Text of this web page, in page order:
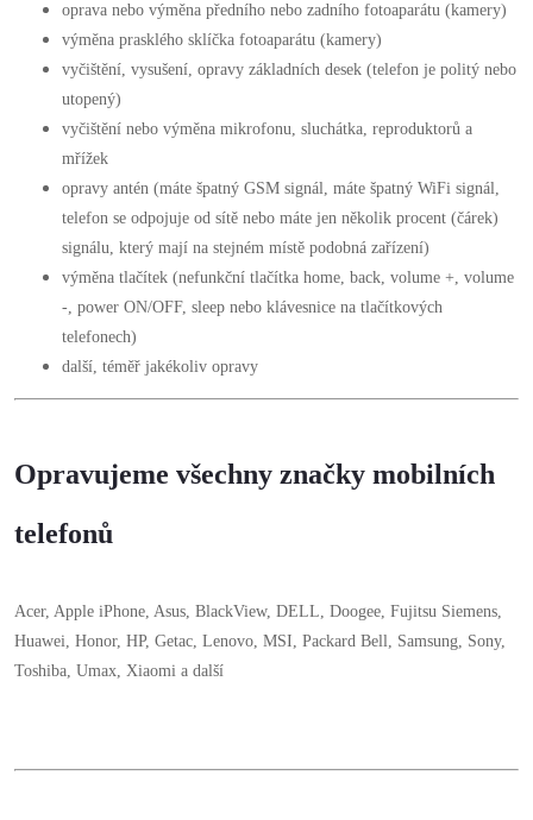
oprava nebo výměna předního nebo zadního fotoaparátu (kamery)
výměna prasklého sklíčka fotoaparátu (kamery)
vyčištění, vysušení, opravy základních desek (telefon je politý nebo
utopený)
vyčištění nebo výměna mikrofonu, sluchátka, reproduktorů a
mřížek
opravy antén (máte špatný GSM signál, máte špatný WiFi signál,
telefon se odpojuje od sítě nebo máte jen několik procent (čárek)
signálu, který mají na stejném místě podobná zařízení)
výměna tlačítek (nefunkční tlačítka home, back, volume +, volume
-, power ON/OFF, sleep nebo klávesnice na tlačítkových
telefonech)
další, téměř jakékoliv opravy
Opravujeme všechny značky mobilních
telefonů
Acer, Apple iPhone, Asus, BlackView, DELL, Doogee, Fujitsu Siemens,
Huawei, Honor, HP, Getac, Lenovo, MSI, Packard Bell, Samsung, Sony,
Toshiba, Umax, Xiaomi a další